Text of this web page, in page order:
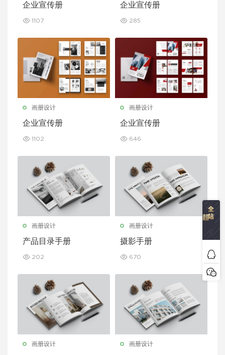
企业宣传册
1107
企业宣传册
285
画册设计
企业宣传册
1102
画册设计
企业宣传册
646
画册设计
产品目录手册
202
画册设计
摄影手册
670
画册设计 画册设计